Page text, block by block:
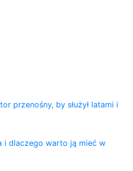
przenośny, by służył latami i
i dlaczego warto ją mieć w